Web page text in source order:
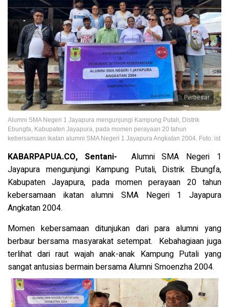
Perbesar
Alumni SMA Negeri 1 Jayapura mengunjungi Kampung Putali, Distrik
Ebungfa, Kabupaten Jayapura, pada momen perayaan 20 tahun
kebersamaan ikatan alumni SMA Negeri 1 Jayapura Angkatan 2004. Foto: ist
KABARPAPUA.CO, Sentani-
Alumni SMA Negeri 1
Jayapura mengunjungi Kampung Putali, Distrik Ebungfa,
Kabupaten Jayapura, pada momen perayaan 20 tahun
kebersamaan ikatan alumni SMA Negeri 1 Jayapura
Angkatan 2004.
Momen kebersamaan ditunjukan dari para alumni yang
berbaur bersama masyarakat setempat. Kebahagiaan juga
terlihat dari raut wajah anak-anak Kampung Putali yang
sangat antusias bermain bersama Alumni Smoenzha 2004.